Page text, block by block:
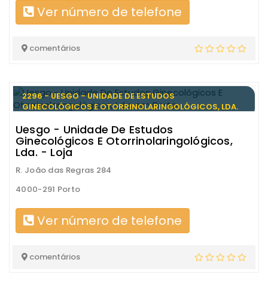
Ver número de telefone
comentários
2296 - UESGO - UNIDADE DE ESTUDOS
GINECOLÓGICOS E OTORRINOLARINGOLÓGICOS, LDA.
Uesgo - Unidade De Estudos
Ginecológicos E Otorrinolaringológicos,
Lda. - Loja
R. João das Regras 284
4000-291 Porto
Ver número de telefone
comentários